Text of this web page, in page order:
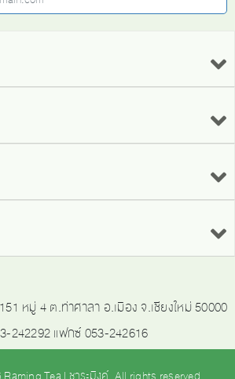
หมู่ 4 ต.ท่าศาลา อ.เมือง จ.เชียงใหม่ 50000
242292 แฟกซ์ 053-242616